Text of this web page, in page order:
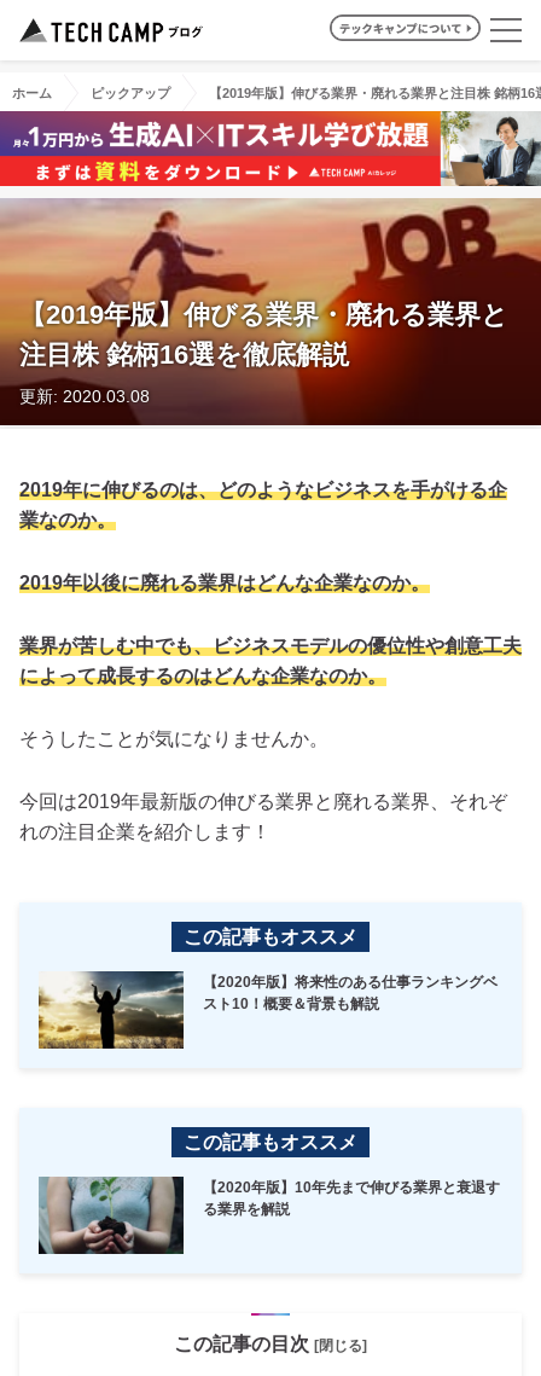
ホーム ピックアップ 【2019年版】伸びる業界・廃れる業界と注目株 銘柄16
【2019年版】伸びる業界・廃れる業界と
注目株 銘柄16選を徹底解説
更新: 2020.03.08
2019年に伸びるのは、どのようなビジネスを手がける企
業なのか。
2019年以後に廃れる業界はどんな企業なのか。
業界が苦しむ中でも、ビジネスモデルの優位性や創意工夫
によって成長するのはどんな企業なのか。
そうしたことが気になりませんか。
今回は2019年最新版の伸びる業界と廃れる業界、それぞ
れの注目企業を紹介します！
この記事もオススメ
【2020年版】将来性のある仕事ランキングベ
スト10！概要＆背景も解説
この記事もオススメ
【2020年版】10年先まで伸びる業界と衰退す
る業界を解説
この記事の目次 [閉じる]